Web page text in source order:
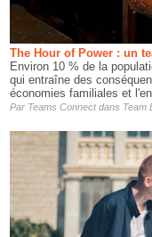
The Hour of Power : un
Environ 10 % de la
qui entraîne des
économies familiales et
Par Teams Connectdans Team